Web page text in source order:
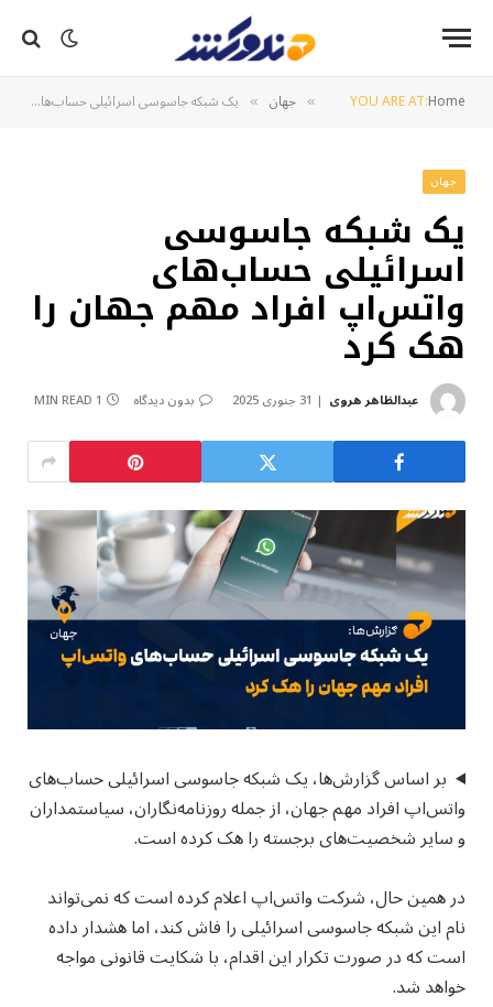
YOU ARE AT:Home
» جهان » یک شبکه جاسوسی اسرائیلی حساب‌های واتس‌اپ افراد مهم جهان را هک کرد
جهان
یک شبکه جاسوسی
اسرائیلی حساب‌های
واتس‌اپ افراد مهم جهان را
هک کرد
عبدالظاهر هروی 31 جنوری 2025 بدون دیدگاه 1 MIN READ
بر اساس گزارش‌ها، یک شبکه جاسوسی اسرائیلی حساب‌های
واتس‌اپ افراد مهم جهان، از جمله روزنامه‌نگاران، سیاستمداران
و سایر شخصیت‌های برجسته را هک کرده است.
در همین حال، شرکت واتس‌اپ اعلام کرده است که نمی‌تواند
نام این شبکه جاسوسی اسرائیلی را فاش کند، اما هشدار داده
است که در صورت تکرار این اقدام، با شکایت قانونی مواجه
خواهد شد.